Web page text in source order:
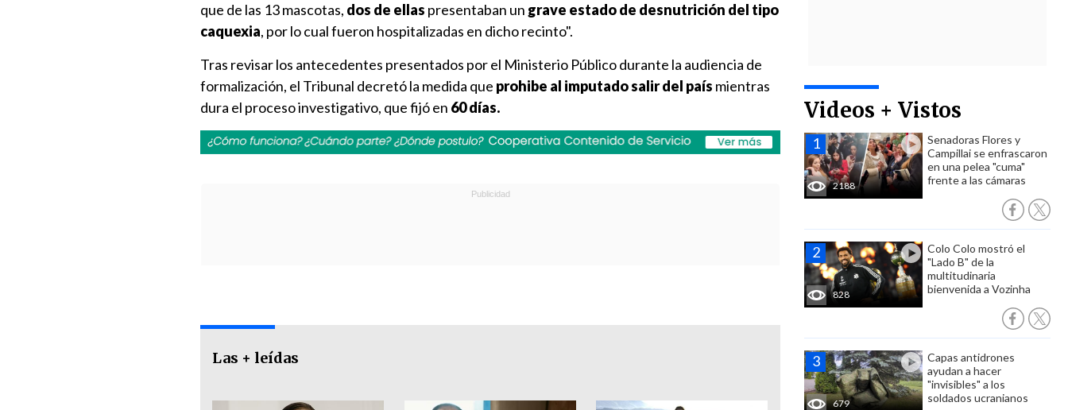
Videos + Vistos
2188
Senadoras Flores y
Campillai se enfrascaron
en una pelea "cuma"
frente a las cámaras
828
Colo Colo mostró el
"Lado B" de la
multitudinaria
bienvenida a Vozinha
679
Capas antidrones
ayudan a hacer
"invisibles" a los
soldados ucranianos
que de las 13 mascotas, dos de ellas presentaban un grave estado de desnutrición del tipo
caquexia, por lo cual fueron hospitalizadas en dicho recinto".
Tras revisar los antecedentes presentados por el Ministerio Público durante la audiencia de
formalización, el Tribunal decretó la medida que prohibe al imputado salir del país mientras
dura el proceso investigativo, que fijó en 60 días.
Las + leídas